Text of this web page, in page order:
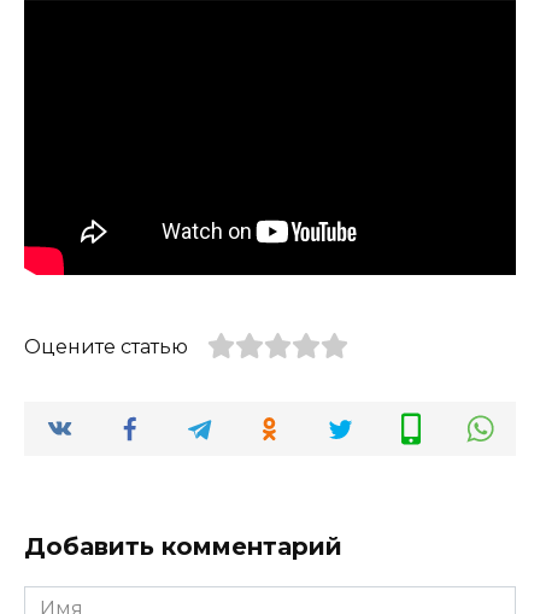
Оцените статью
Добавить комментарий
Имя